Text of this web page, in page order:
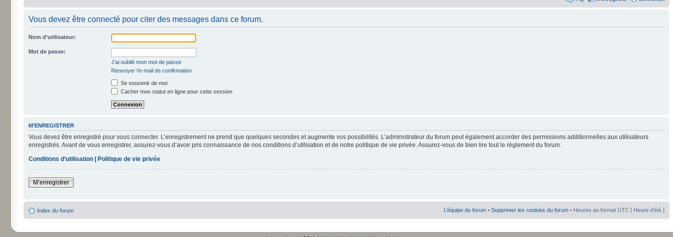
Vous devez être connecté pour citer des messages dans ce forum.
Nom d’utilisateur:
Mot de passe:
J’ai oublié mon mot de passe
Renvoyer l’e-mail de confirmation
Se souvenir de moi
Cacher mon statut en ligne pour cette session
M’ENREGISTRER
Vous devez être enregistré pour vous connecter. L’enregistrement ne prend que quelques secondes et augmente vos possibilités. L’administrateur du forum peut également accorder des permissions additionnelles aux utilisateurs
enregistrés. Avant de vous enregistrer, assurez-vous d’avoir pris connaissance de nos conditions d’utilisation et de notre politique de vie privée. Assurez-vous de bien lire tout le règlement du forum.
Conditions d’utilisation
Politique de vie privée
M’enregistrer
Index du forum L’équipe du forum • Supprimer les cookies du forum • Heures au format UTC [ Heure d’été ]